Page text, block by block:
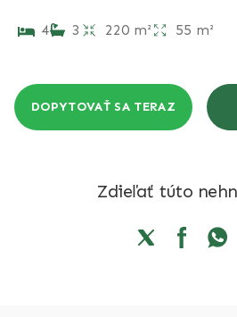
4 3 220 m² 55 m²
DOPYTOVAŤ SA TERAZ
Zdieľať túto